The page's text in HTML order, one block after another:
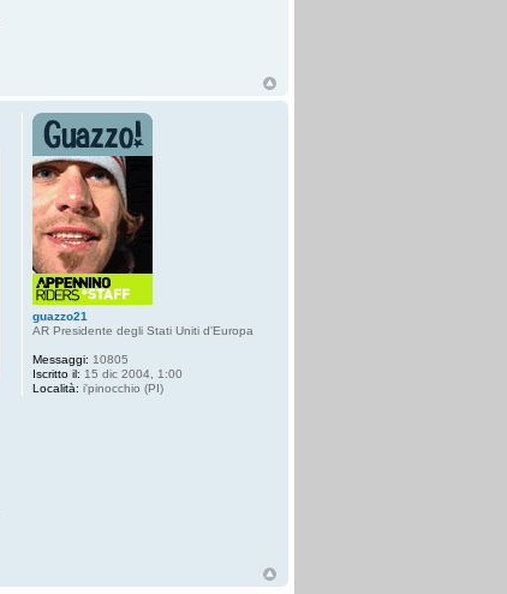
guazzo21
AR Presidente degli Stati Uniti d'Europa
Messaggi: 10805
Iscritto il: 15 dic 2004, 1:00
Località: i'pinocchio (PI)